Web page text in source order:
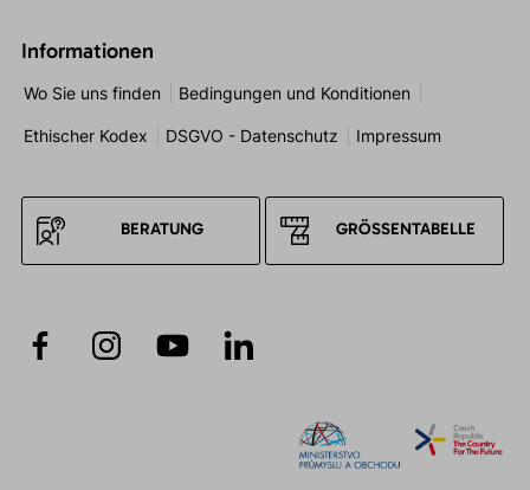
Informationen
Wo Sie uns finden Bedingungen und Konditionen
Ethischer Kodex DSGVO - Datenschutz Impressum
BERATUNG GRÖSSENTABELLE